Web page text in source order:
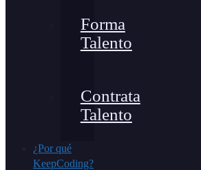
Forma
Talento
Contrata
Talento
¿Por qué
KeepCoding?